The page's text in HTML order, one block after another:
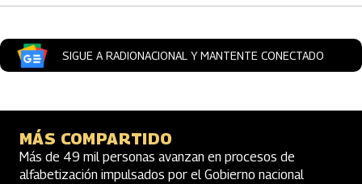
SIGUE A RADIONACIONAL Y MANTENTE CONECTADO
MÁS COMPARTIDO
Más de 49 mil personas avanzan en procesos de
alfabetización impulsados por el Gobierno nacional